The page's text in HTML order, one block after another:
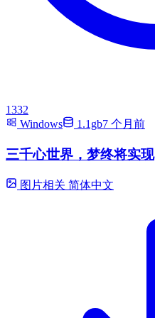
1332
Windows
1.1gb7 个月前
三千心世界，梦终将实现
图片相关 简体中文